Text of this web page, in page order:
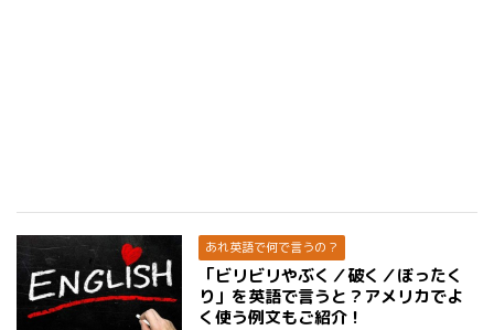
あれ英語で何で言うの？
「ビリビリやぶく／破く／ぼったく
り」を英語で言うと？アメリカでよ
く使う例文もご紹介！